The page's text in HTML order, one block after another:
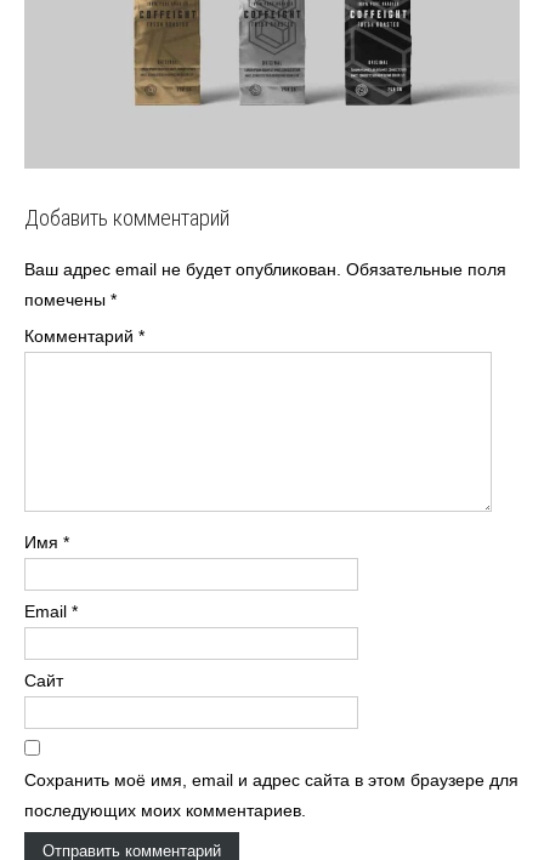
Добавить комментарий
Ваш адрес email не будет опубликован. Обязательные поля
помечены *
Комментарий *
Имя *
Email *
Сайт
Сохранить моё имя, email и адрес сайта в этом браузере для
последующих моих комментариев.